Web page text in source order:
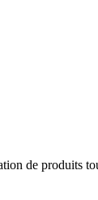
de produits